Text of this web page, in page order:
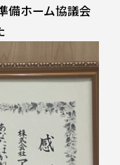
備ホーム協議会